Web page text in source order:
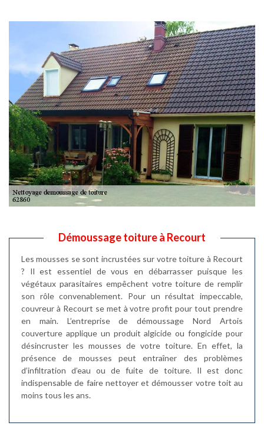
Démoussage toiture à Recourt
Les mousses se sont incrustées sur votre toiture à Recourt
? Il est essentiel de vous en débarrasser puisque les
végétaux parasitaires empêchent votre toiture de remplir
son rôle convenablement. Pour un résultat impeccable,
couvreur à Recourt se met à votre profit pour tout prendre
en main. L’entreprise de démoussage Nord Artois
couverture applique un produit algicide ou fongicide pour
désincruster les mousses de votre toiture. En effet, la
présence de mousses peut entraîner des problèmes
d’infiltration d’eau ou de fuite de toiture. Il est donc
indispensable de faire nettoyer et démousser votre toit au
moins tous les ans.